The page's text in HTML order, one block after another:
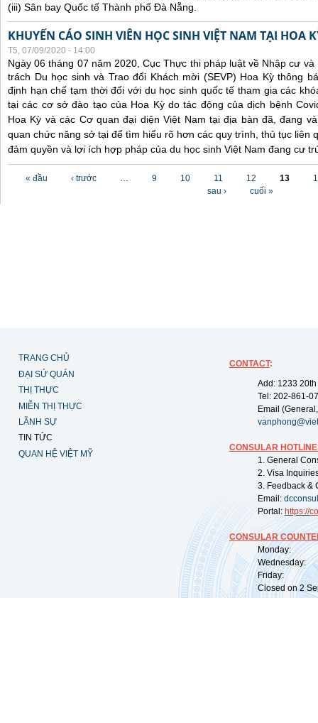
(iii) Sân bay Quốc tế Thành phố Đà Nẵng.
KHUYẾN CÁO SINH VIÊN HỌC SINH VIỆT NAM TẠI HOA
T5, 07/09/2020 - 14:00
Ngày 06 tháng 07 năm 2020, Cục Thực thi pháp luật về Nhập cư
trách Du học sinh và Trao đổi Khách mời (SEVP) Hoa Kỳ thông
định hạn chế tạm thời đối với du học sinh quốc tế tham gia các
tại các cơ sở đào tạo của Hoa Kỳ do tác động của dịch bệnh
Hoa Kỳ và các Cơ quan đại diện Việt Nam tại địa bàn đã, đang
quan chức năng sở tại để tìm hiểu rõ hơn các quy trình, thủ tục liên
đảm quyền và lợi ích hợp pháp của du học sinh Việt Nam đang cư
Các trang
« đầu ‹ trước … 9 10 11 12 13
sau ›
cuối »
TRANG CHỦ
ĐẠI SỨ QUÁN
THỊ THỰC
MIỄN THỊ THỰC
LÃNH SỰ
TIN TỨC
QUAN HỆ VIỆT MỸ
CONTACT:
Add: 1233
Tel: 202-861-
Email
CONSULAR
1. General
2. Visa
3. Feedback &
Email:
Portal: https://
CONSULAR
Monday:
Wednesday:
Friday:
Closed on 2